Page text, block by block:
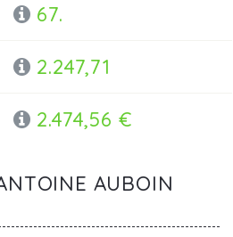
67.
2.247,71
2.474,56 €
AUBOIN